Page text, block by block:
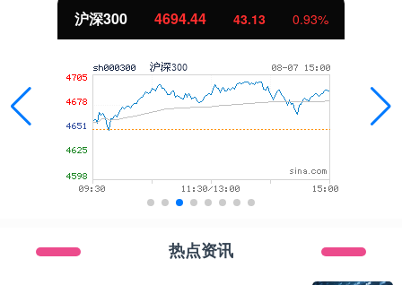
北证50 1134.24 11.37 1.01%
热点资讯